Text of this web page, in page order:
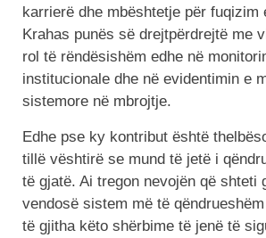
karrierë dhe mbështetje për fuqizim
Krahas punës së drejtpërdrejtë me
rol të rëndësishëm edhe në
institucionale dhe në evidentimin e
sistemore në mbrojtje.
Edhe pse ky kontribut është
tillë vështirë se mund të jetë i
të gjatë. Ai tregon nevojën që shteti
vendosë sistem më të
të gjitha këto shërbime të jenë të